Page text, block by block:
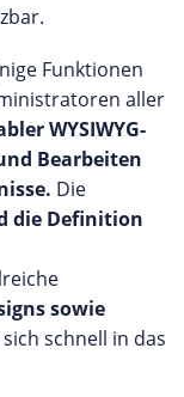
Funktionen
aller
WYSIWYG-
Bearbeiten
Die
die Definition
sowie
schnell in das